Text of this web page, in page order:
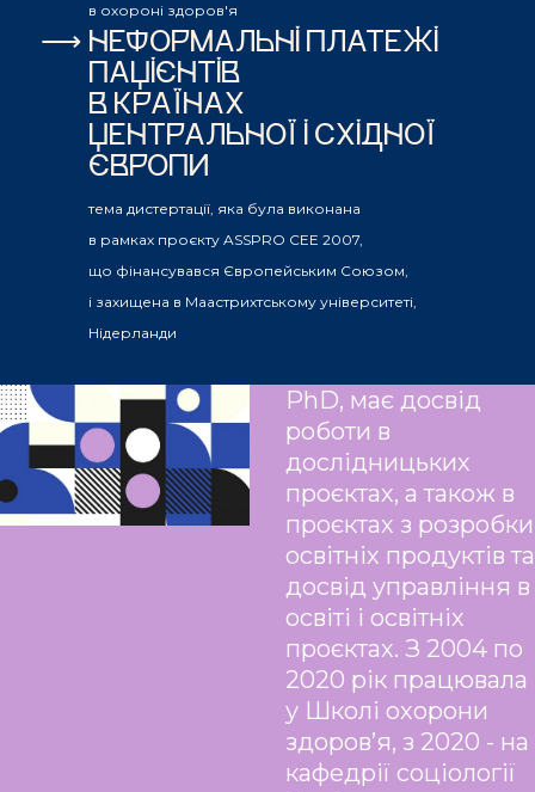
в охороні здоров'я
НЕФОРМАЛЬНІ ПЛАТЕЖІ
ПАЦІЄНТІВ
В КРАЇНАХ
ЦЕНТРАЛЬНОЇ І СХІДНОЇ
ЄВРОПИ
тема дистертації, яка була виконана
в рамках проєкту ASSPRO CEE 2007,
що фінансувався Європейським Союзом,
і захищена в Маастрихтському університеті,
Нідерланди
PhD, має досвід
роботи в
дослідницьких
проєктах, а також в
проєктах з розробки
освітніх продуктів та
досвід управління в
освіті і освітніх
проєктах. З 2004 по
2020 рік працювала
у Школі охорони
здоров’я, з 2020 - на
кафедрії соціології